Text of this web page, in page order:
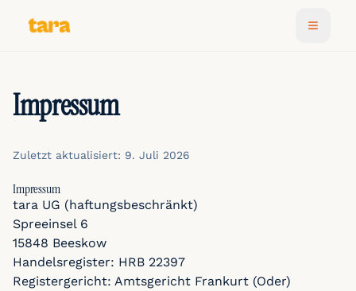
Impressum
Zuletzt aktualisiert: 9. Juli 2026
Impressum
tara UG (haftungsbeschränkt)
Spreeinsel 6
15848 Beeskow
Handelsregister: HRB 22397
Registergericht: Amtsgericht Frankurt (Oder)